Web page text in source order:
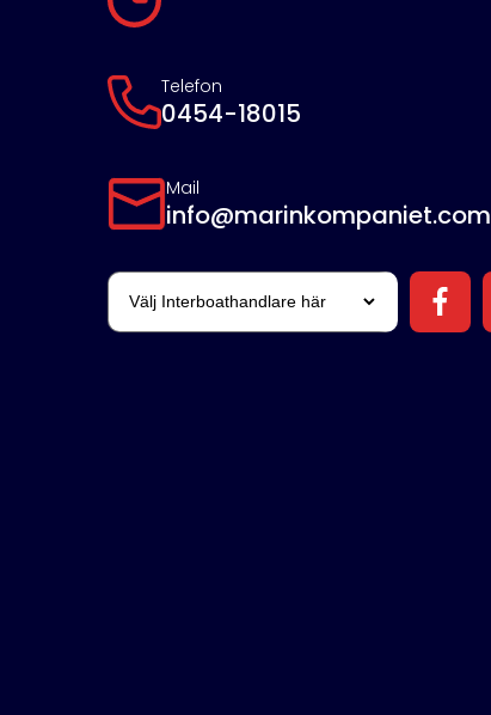
Telefon
0454-18015
Mail
info@marinkompaniet.com